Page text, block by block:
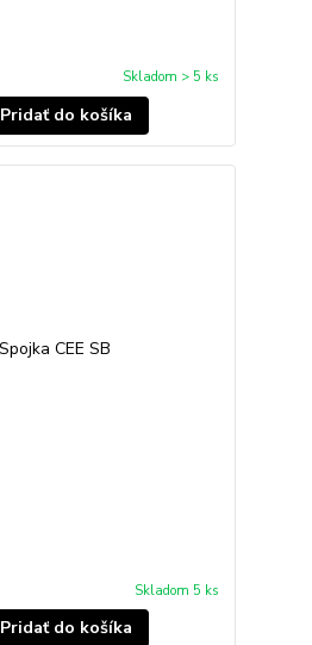
Skladom > 5 ks
Pridať do košíka
Skladom 5 ks
Pridať do košíka